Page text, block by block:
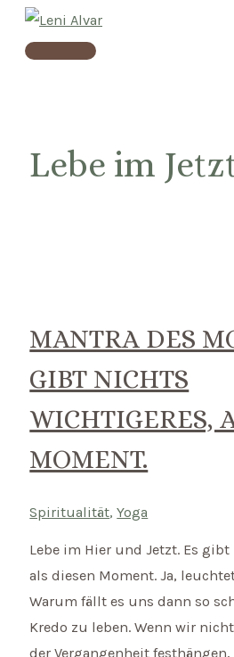
Skip
Main
Lebe im
MANTRA DES
GIBT NICHTS
WICHTIGERES,
MOMENT.
Spiritualität,Yoga
Lebe im Hier und Jetzt. Es
als diesen Moment. Ja,
Warum fällt es uns dann so
Kredo zu leben. Wenn wir
der Vergangenheit